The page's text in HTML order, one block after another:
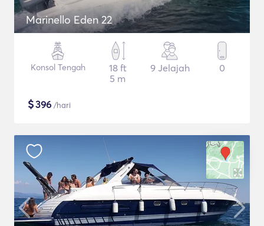
Marinello Eden 22
Konsol Tengah
18 ft
5 m
9 Jelajah 0
$396 /hari